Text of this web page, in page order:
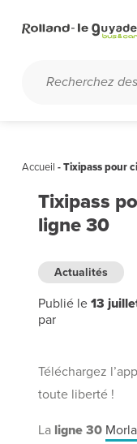
Accueil -Tixipass pour
Tixipass
ligne 30
Actualités
Publié le13
par
Téléchargez
toute liberté !
La ligne 30